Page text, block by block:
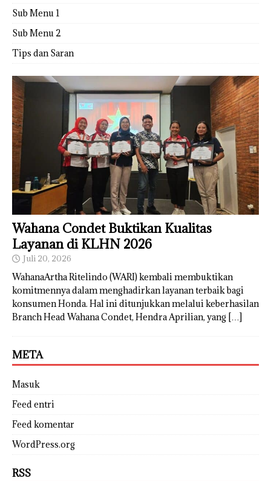
Sub Menu 1
Sub Menu 2
Tips dan Saran
Wahana Condet Buktikan Kualitas
Layanan di KLHN 2026
Juli 20, 2026
WahanaArtha Ritelindo (WARI) kembali membuktikan
komitmennya dalam menghadirkan layanan terbaik bagi
konsumen Honda. Hal ini ditunjukkan melalui keberhasilan
Branch Head Wahana Condet, Hendra Aprilian, yang […]
META
Masuk
Feed entri
Feed komentar
WordPress.org
RSS